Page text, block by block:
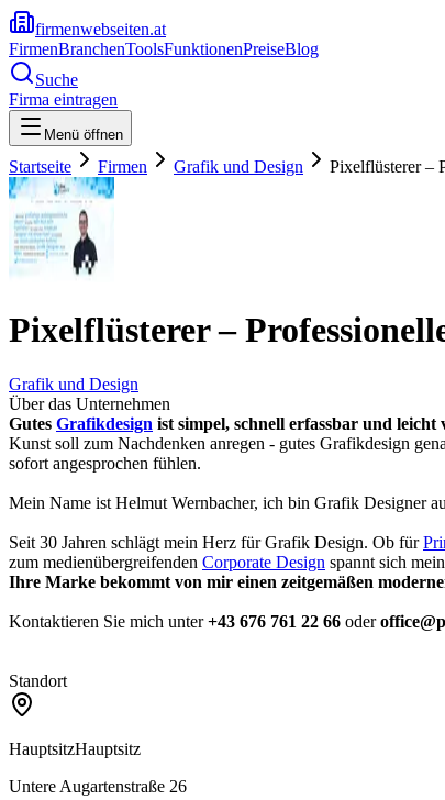
firmenwebseiten.at
FirmenBranchenToolsFunktionenPreiseBlog
Suche
Firma eintragen
Menü öffnen
Startseite Firmen Grafik und Design Pixelflüsterer –
Pixelflüsterer –
Grafik und Design
Über das Unternehmen
Gutes Grafikdesign ist simpel, schnell erfassbar und leicht
Kunst soll zum Nachdenken anregen - gutes Grafikdesign
sofort angesprochen fühlen.
Mein Name ist Helmut Wernbacher, ich bin Grafik Designer
Seit 30 Jahren schlägt mein Herz für Grafik Design. Ob für
zum medienübergreifenden Corporate Design spannt sich
Ihre Marke bekommt von mir einen zeitgemäßen
Kontaktieren Sie mich unter+43 676 761 22 66 oder
Standort
HauptsitzHauptsitz
Untere Augartenstraße 26